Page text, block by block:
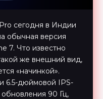
сегодня в Индии
обычная версия
7. Что известно
же внешний вид,
«начинкой».
6.5-дюймовой IPS-
90 Гц,